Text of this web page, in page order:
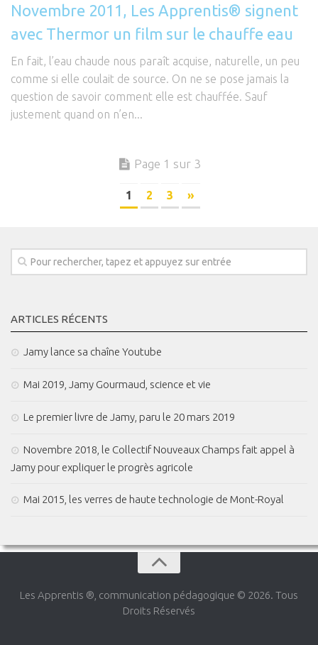
Novembre 2011, Les Apprentis® signent
avec Thermor un film sur le chauffe eau
En fait, l’eau chaude nous paraît acquise, naturelle, un peu
comme si elle coulait de source. On ne se pose jamais la
question de savoir comment elle est chauffée. Sauf
justement quand on n’en...
Page 1 sur 3
1 2 3 »
ARTICLES RÉCENTS
Jamy lance sa chaîne Youtube
Mai 2019, Jamy Gourmaud, science et vie
Le premier livre de Jamy, paru le 20 mars 2019
Novembre 2018, le Collectif Nouveaux Champs fait appel à
Jamy pour expliquer le progrès agricole
Mai 2015, les verres de haute technologie de Mont-Royal
Les Apprentis ®, communication pédagogique © 2026. Tous
Droits Réservés